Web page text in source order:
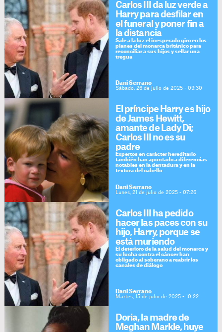
Carlos III da luz verde a
Harry para desfilar en
el funeral y poner fin a
la distancia
Sale a la luz el inesperado giro en los
planes del monarca británico para
reconciliar a sus hijos y sellar una
tregua
Dani Serrano
Sábado, 26 de julio de 2025 - 09:30
El príncipe Harry es hijo
de James Hewitt,
amante de Lady Di;
Carlos III no es su
padre
Expertos en carácter hereditario
también han apuntado a diferencias
notables en la dentadura y en la
textura del cabello
Dani Serrano
Lunes, 21 de julio de 2025 - 07:26
Carlos III ha pedido
hacer las paces con su
hijo, Harry, porque se
está muriendo
El deterioro de la salud del monarca y
su lucha contra el cáncer han
obligado al soberano a reabrir los
canales de diálogo
Dani Serrano
Martes, 15 de julio de 2025 - 10:22
Doria, la madre de
Meghan Markle, huye